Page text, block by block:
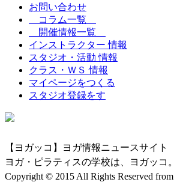
お問い合わせ
コラム一覧
開催情報一覧
インストラクター 情報
スタジオ・活動 情報
クラス・ＷＳ 情報
マイページをつくる
スタジオ登録をす
【ヨガッコ】ヨガ情報ニュースサイト
ヨガ・ピラティスの学校は、ヨガッコ。
Copyright © 2015 All Rights Reserved from